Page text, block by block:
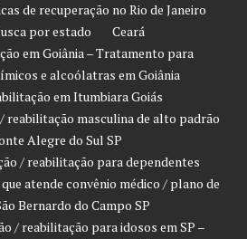
de recuperação no Rio de Janeiro
por estado
Ceará
em Goiânia – Tratamento para
e alcoólatras em Goiânia
em Itumbiara Goiás
reabilitação masculina de alto padrão
Alegre do Sul SP
/ reabilitação para dependentes
atende convênio médico / plano de
Bernardo do Campo SP
/ reabilitação para idosos em SP –